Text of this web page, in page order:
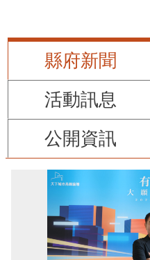
縣府新聞
活動訊息
公開資訊